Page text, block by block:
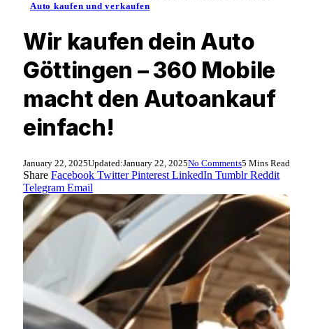
Auto kaufen und verkaufen
Wir kaufen dein Auto
Göttingen – 360 Mobile
macht den Autoankauf
einfach!
January 22, 2025Updated:January 22, 2025No Comments5 Mins Read
Share Facebook Twitter Pinterest LinkedIn Tumblr Reddit
Telegram Email